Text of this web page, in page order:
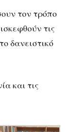
τον τρόπο
τις
δανειστικό
και τις